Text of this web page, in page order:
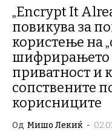
„Encrypt It
повикува за
користење на
шифрирањето
приватност и
сопствените
корисниците
Од Мишо Лекиќ -